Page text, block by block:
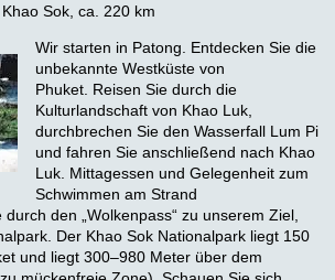
Sok, ca. 220 km
Wir starten in Patong. Entdecken Sie die
unbekannte Westküste von
Phuket. Reisen Sie durch die
Kulturlandschaft von Khao Luk,
durchbrechen Sie den Wasserfall Lum Pi
und fahren Sie anschließend nach Khao
Luk. Mittagessen und Gelegenheit zum
Schwimmen am Strand
den „Wolkenpass“ zu unserem Ziel,
Der Khao Sok Nationalpark liegt 150
und liegt 300–980 Meter über dem